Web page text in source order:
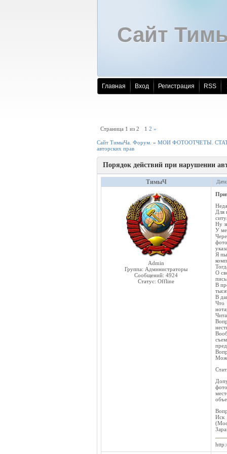
Сайт
Главная Вход Регистрация RSS
Страница 1 из 2 1 2 »
Сайт ТимыЧа. Форум. » МОИ ФОТООТЧЕТЫ.
авторских прав
Порядок действий при нарушении
ТимыЧ
Admin
Группа: Администраторы
Сообщений: 4924
Статус: Offline
Для
Ну
У
Я
О
В
В
Что
Иск